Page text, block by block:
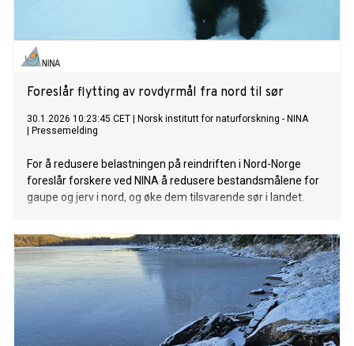
Foreslår flytting av rovdyrmål fra nord til sør
30.1.2026 10:23:45 CET
Norsk institutt for naturforskning - NINA
Pressemelding
For å redusere belastningen på reindriften i Nord-Norge
foreslår forskere ved NINA å redusere bestandsmålene for
gaupe og jerv i nord, og øke dem tilsvarende sør i landet.